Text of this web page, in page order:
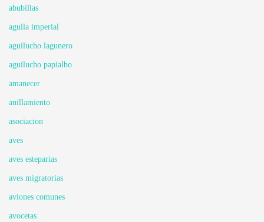
abubillas
aguila imperial
aguilucho lagunero
aguilucho papialbo
amanecer
anillamiento
asociacion
aves
aves esteparias
aves migratorias
aviones comunes
avocetas